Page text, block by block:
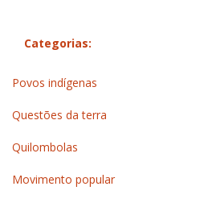
Categorias:
Povos indígenas
Questões da terra
Quilombolas
Movimento popular